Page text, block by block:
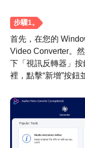
首先，在您的
Video Converter。
下「視訊反轉器」
裡，點擊“新增”按鈕